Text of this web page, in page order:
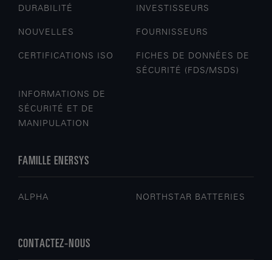
DURABILITÉ INVESTISSEURS
NOUVELLES FOURNISSEURS
CERTIFICATIONS ISO
FICHES DE DONNÉES DE
SÉCURITÉ (FDS/MSDS)
INFORMATIONS DE
SÉCURITÉ ET DE
MANIPULATION
FAMILLE ENERSYS
ALPHA NORTHSTAR BATTERIES
CONTACTEZ-NOUS